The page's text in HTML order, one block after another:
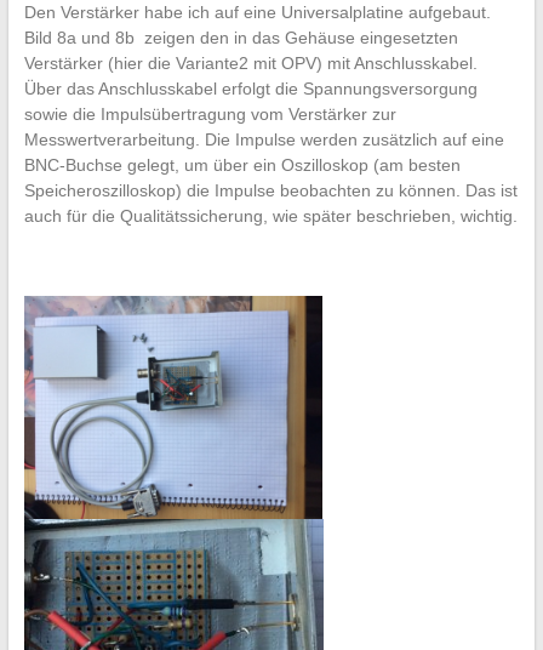
Den Verstärker habe ich auf eine Universalplatine aufgebaut.
Bild 8a und 8b zeigen den in das Gehäuse eingesetzten
Verstärker (hier die Variante2 mit OPV) mit Anschlusskabel.
Über das Anschlusskabel erfolgt die Spannungsversorgung
sowie die Impulsübertragung vom Verstärker zur
Messwertverarbeitung. Die Impulse werden zusätzlich auf eine
BNC-Buchse gelegt, um über ein Oszilloskop (am besten
Speicheroszilloskop) die Impulse beobachten zu können. Das ist
auch für die Qualitätssicherung, wie später beschrieben, wichtig.